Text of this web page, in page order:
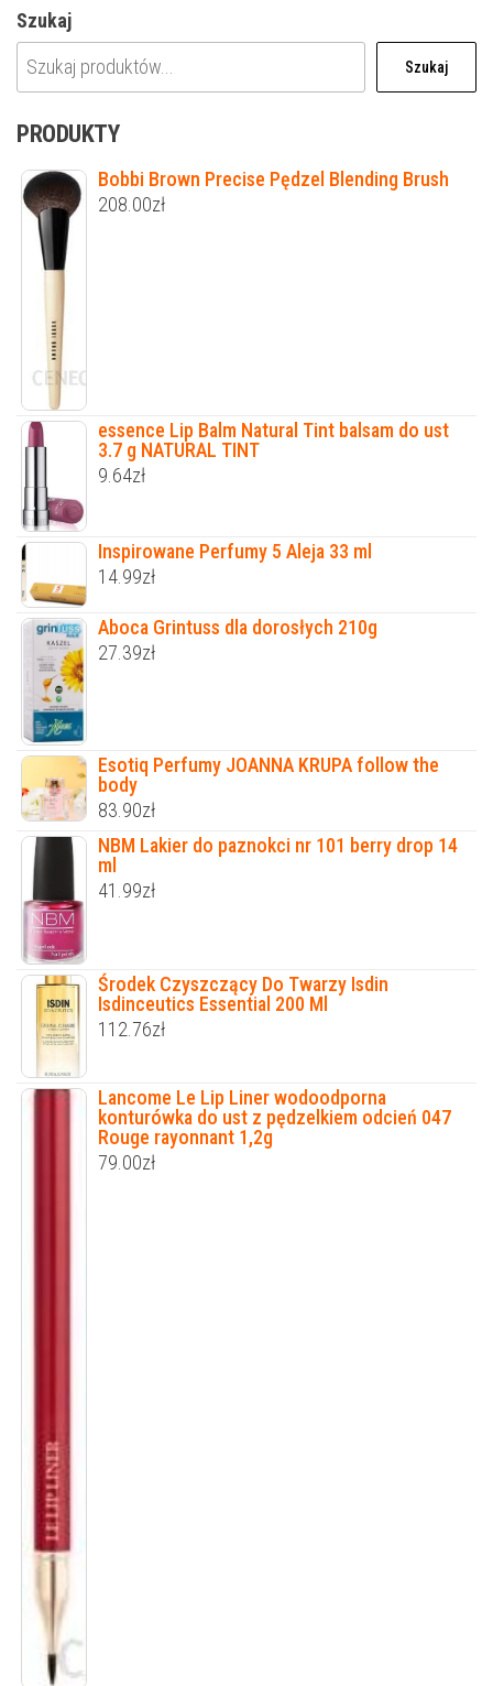
Szukaj
Szukaj
PRODUKTY
Bobbi Brown Precise Pędzel Blending Brush
208.00zł
essence Lip Balm Natural Tint balsam do ust
3.7 g NATURAL TINT
9.64zł
Inspirowane Perfumy 5 Aleja 33 ml
14.99zł
Aboca Grintuss dla dorosłych 210g
27.39zł
Esotiq Perfumy JOANNA KRUPA follow the
body
83.90zł
NBM Lakier do paznokci nr 101 berry drop 14
ml
41.99zł
Środek Czyszczący Do Twarzy Isdin
Isdinceutics Essential 200 Ml
112.76zł
Lancome Le Lip Liner wodoodporna
konturówka do ust z pędzelkiem odcień 047
Rouge rayonnant 1,2g
79.00zł